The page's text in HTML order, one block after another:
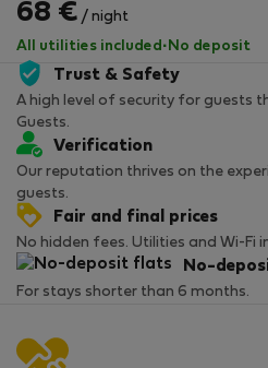
68 € / night
All utilities included · No deposit
Trust & Safety
A high level of security for guests
Guests.
Verification
Our reputation thrives on the
guests.
Fair and final prices
No hidden fees. Utilities and Wi-Fi
No-
For stays shorter than 6 months.